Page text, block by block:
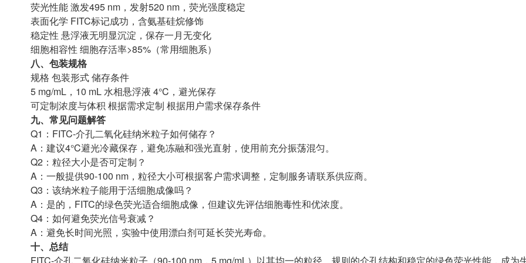
荧光性能 激发495 nm，发射520 nm，荧光强度稳定
表面化学 FITC标记成功，含氨基硅烷修饰
稳定性 悬浮液无明显沉淀，保存一月无变化
细胞相容性 细胞存活率>85%（常用细胞系）
八、包装规格
规格 包装形式 储存条件
5 mg/mL，10 mL 水相悬浮液 4°C，避光保存
可定制浓度与体积 根据需求定制 根据用户需求保存条件
九、常见问题解答
Q1：FITC-介孔二氧化硅纳米粒子如何储存？
A：建议4°C避光冷藏保存，避免冻融和强光直射，使用前充分振荡混匀。
Q2：粒径大小是否可定制？
A：一般提供90-100 nm，粒径大小可根据客户需求调整，定制服务请联系供应商。
Q3：该纳米粒子能用于活细胞成像吗？
A：是的，FITC的绿色荧光适合细胞成像，但建议先评估细胞毒性和优浓度。
Q4：如何避免荧光信号衰减？
A：避免长时间光照，实验中使用漂白剂可延长荧光寿命。
十、总结